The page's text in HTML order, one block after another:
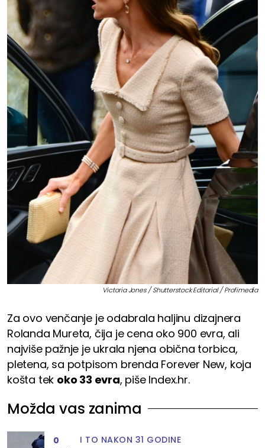
Victoria Jones / Shutterstock Editorial / Profimedia
Za ovo venčanje je odabrala haljinu dizajnera
Rolanda Mureta, čija je cena oko 900 evra, ali
najviše pažnje je ukrala njena obična torbica,
pletena, sa potpisom brenda Forever New, koja
košta tek oko 33 evra, piše Index.hr.
Možda vas zanima
0 I TO NAKON 31 GODINE